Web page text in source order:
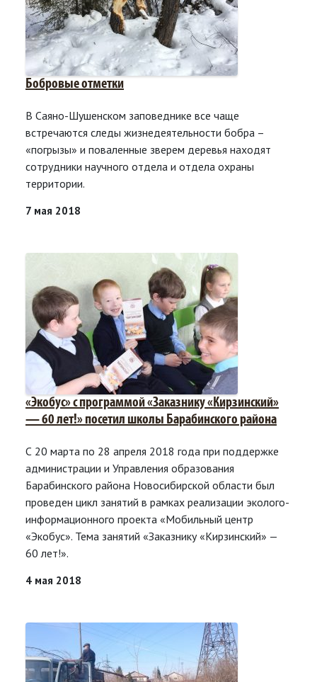
Бобровые отметки
В Саяно-Шушенском заповеднике все чаще
встречаются следы жизнедеятельности бобра –
«погрызы» и поваленные зверем деревья находят
сотрудники научного отдела и отдела охраны
территории.
7 мая 2018
«Экобус» с программой «Заказнику «Кирзинский»
— 60 лет!» посетил школы Барабинского района
С 20 марта по 28 апреля 2018 года при поддержке
администрации и Управления образования
Барабинского района Новосибирской области был
проведен цикл занятий в рамках реализации эколого-
информационного проекта «Мобильный центр
«Экобус». Тема занятий «Заказнику «Кирзинский» —
60 лет!».
4 мая 2018